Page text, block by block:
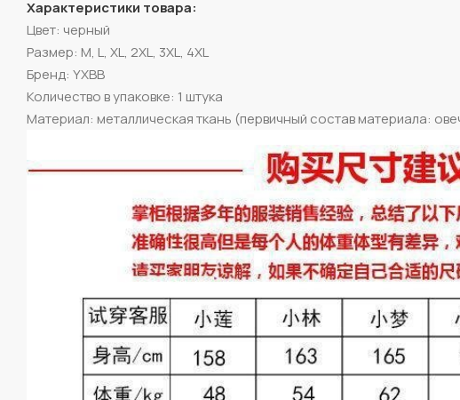
Характеристики товара:
Цвет: черный
Размер: M, L, XL, 2XL, 3XL, 4XL
Бренд: YXBB
Количество в упаковке: 1 штука
Материал: металлическая ткань (первичный состав материала: